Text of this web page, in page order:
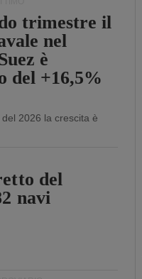
trimestre il
nel
è
del +16,5%
2026 la crescita è
del
navi